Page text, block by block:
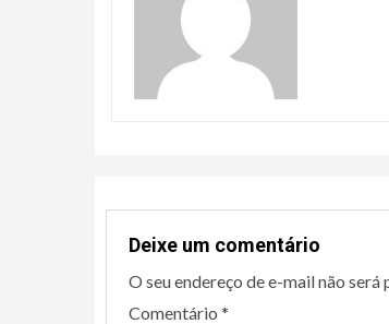
Deixe um comentário
O seu endereço de e-mail não será
Comentário *